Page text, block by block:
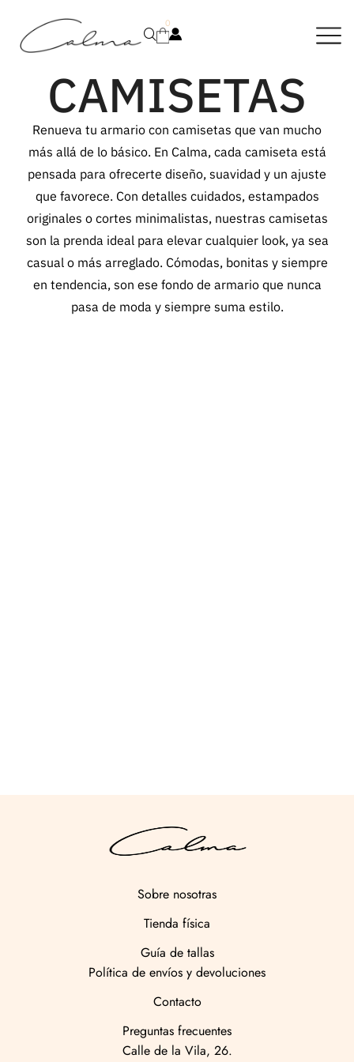
0
CAMISETAS
Renueva tu armario con camisetas que van mucho
más allá de lo básico. En Calma, cada camiseta está
pensada para ofrecerte diseño, suavidad y un ajuste
que favorece. Con detalles cuidados, estampados
originales o cortes minimalistas, nuestras camisetas
son la prenda ideal para elevar cualquier look, ya sea
casual o más arreglado. Cómodas, bonitas y siempre
en tendencia, son ese fondo de armario que nunca
pasa de moda y siempre suma estilo.
Sobre nosotras
Tienda física
Guía de tallas
Política de envíos y devoluciones
Contacto
Preguntas frecuentes
Calle de la Vila, 26.